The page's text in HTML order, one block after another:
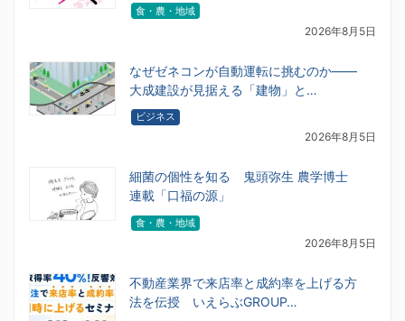
食・農・地域
2026年8月5日
なぜゼネコンが自動運転に挑むのか――
大成建設が見据える「建物」と…
ビジネス
2026年8月5日
細菌の個性を知る 鬼頭弥生 農学博士
連載「口福の源」
食・農・地域
2026年8月5日
不動産業界で来店率と成約率を上げる方
法を伝授 いえらぶGROUP…